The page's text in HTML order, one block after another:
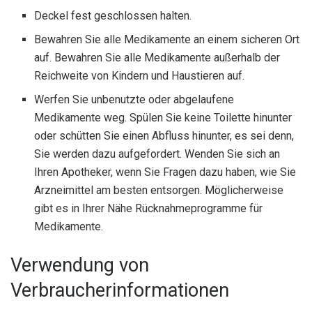
Deckel fest geschlossen halten.
Bewahren Sie alle Medikamente an einem sicheren Ort
auf. Bewahren Sie alle Medikamente außerhalb der
Reichweite von Kindern und Haustieren auf.
Werfen Sie unbenutzte oder abgelaufene
Medikamente weg. Spülen Sie keine Toilette hinunter
oder schütten Sie einen Abfluss hinunter, es sei denn,
Sie werden dazu aufgefordert. Wenden Sie sich an
Ihren Apotheker, wenn Sie Fragen dazu haben, wie Sie
Arzneimittel am besten entsorgen. Möglicherweise
gibt es in Ihrer Nähe Rücknahmeprogramme für
Medikamente.
Verwendung von
Verbraucherinformationen